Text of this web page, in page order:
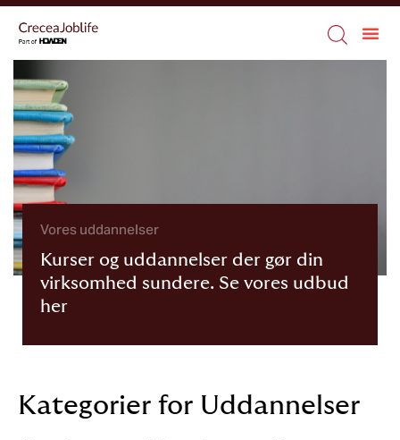
Vores uddannelser
Kurser og uddannelser der gør din
virksomhed sundere. Se vores udbud
her
Kategorier for Uddannelser